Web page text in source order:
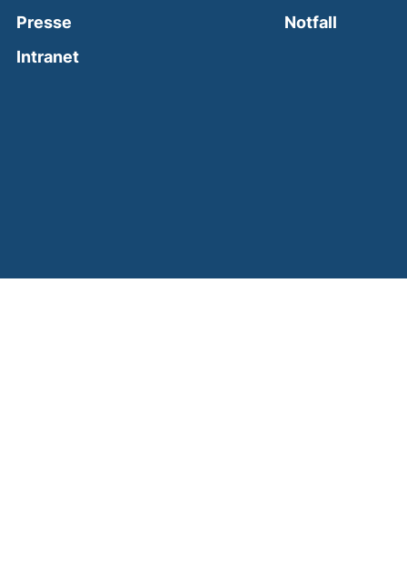
Presse
Intranet(external link, opens in a new window)
Notfall